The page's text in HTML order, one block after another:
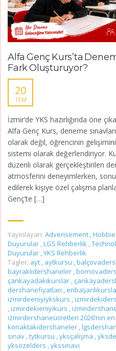
Alfa Genç Kurs’ta
Fark Oluşturuyor?
20
TEM
İzmir’de YKS hazırlığında öne
Alfa Genç Kurs, deneme
olarak değil, öğrencinin
sistemi olarak değerlendiriyor.
düzenli olarak gerçekleştirilen
atmosferini deneyimlerken,
edilerek kişiye özel çalışma
Genç’te […]
Yayınlayan: Adverisement ,
Duyurular ,LGS Rehberlik ,
Duyurular ,YKS Rehberlik
Tagler: ayt , aytkursu ,
bayraklıdershaneler ,
çankayadakikurslar ,
dershanefiyatları ,
izmirdeeniyiykskurs ,
,izmirdekieniyikurs ,
izmirdershaneücretleri 2026’nın
konaktakidershaneler ,
sınav ,tytkursu ,yksçalışma ,
yksözelders ,ykssınavı